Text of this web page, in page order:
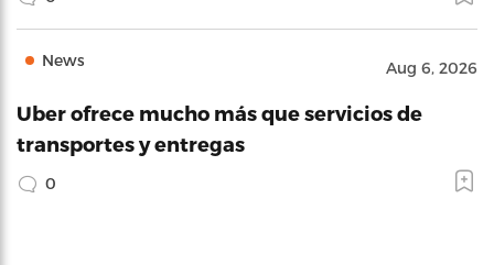
News Aug 6, 2026
Uber ofrece mucho más que servicios de
transportes y entregas
0